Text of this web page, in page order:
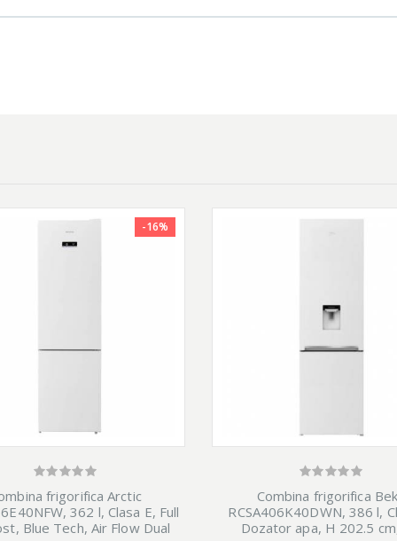
-16%
frigorifica Arctic
362 l, Clasa E, Full
Blue Tech, Air Flow Dual
Combina frigorifica
RCSA406K40DWN, 386 l,
Dozator apa, H 202.5